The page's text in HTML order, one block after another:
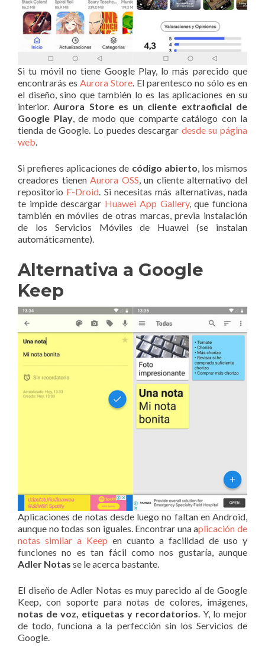
Si tu móvil no tiene Google Play, lo más parecido que
encontrarás es Aurora Store. El parentesco no sólo es en
el diseño, sino que también lo es las aplicaciones en su
interior.Aurora Store es un cliente extraoficial de
Google Play, de modo que comparte catálogo con la
tienda de Google. Lo puedes descargar desde su página
web.
Si prefieres aplicaciones de código abierto, los mismos
creadores tienenAurora OSS, un cliente alternativo del
repositorio F-Droid. Si necesitas más alternativas, nada
te impide descargar Huawei App Gallery, que funciona
también en móviles de otras marcas, previa instalación
de los Servicios Móviles de Huawei (se instalan
automáticamente).
Alternativa a Google
Keep
Aplicaciones de notas desde luego no faltan en Android,
aunque no todas son iguales. Encontrar una aplicación de
notas similar a Keep en cuanto a facilidad de uso y
funciones no es tan fácil como nos gustaría, aunque
Adler Notas se le acerca bastante.
El diseño de Adler Notas es muy parecido al de Google
Keep, con soporte para notas de colores, imágenes,
notas de voz, etiquetas y recordatorios. Y, lo mejor
de todo, funciona a la perfección sin los Servicios de
Google.